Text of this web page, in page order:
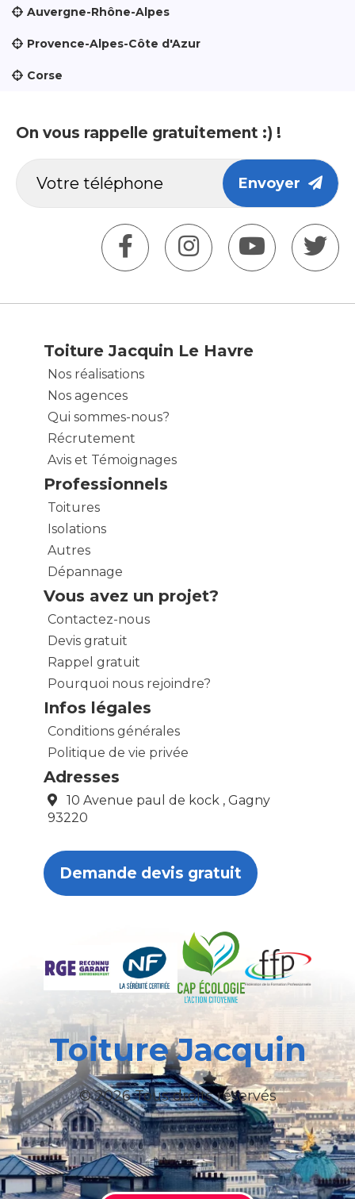
Auvergne-Rhône-Alpes
Provence-Alpes-Côte d'Azur
Corse
On vous rappelle gratuitement :) !
Envoyer
Toiture Jacquin Le Havre
Nos réalisations
Nos agences
Qui sommes-nous?
Récrutement
Avis et Témoignages
Professionnels
Toitures
Isolations
Autres
Dépannage
Vous avez un projet?
Contactez-nous
Devis gratuit
Rappel gratuit
Pourquoi nous rejoindre?
Infos légales
Conditions générales
Politique de vie privée
Adresses
10 Avenue paul de kock , Gagny
93220
Demande devis gratuit
Toiture Jacquin
© 2026 Tous droits réservés